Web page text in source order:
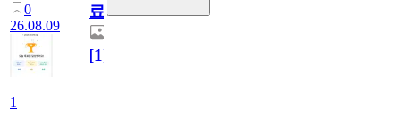
0
26.08.09
1
료
[1]